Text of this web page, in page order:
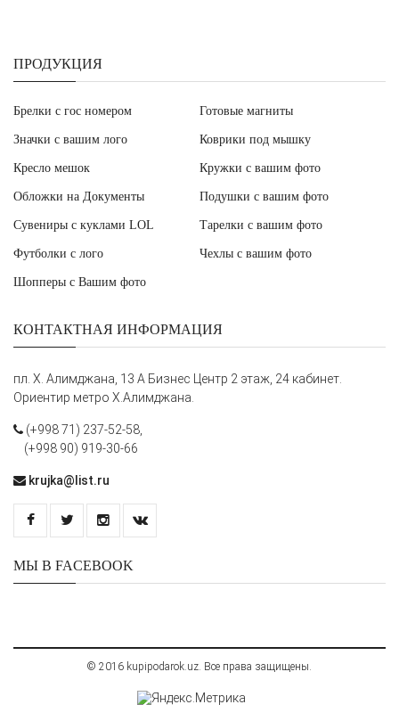
ПРОДУКЦИЯ
Брелки с гос номером Готовые магниты
Значки с вашим лого Коврики под мышку
Кресло мешок Кружки с вашим фото
Обложки на Документы Подушки с вашим фото
Сувениры с куклами LOL Тарелки с вашим фото
Футболки с лого Чехлы с вашим фото
Шопперы с Вашим фото
КОНТАКТНАЯ ИНФОРМАЦИЯ
пл. Х. Алимджана, 13 А Бизнес Центр 2 этаж, 24 кабинет.
Ориентир метро Х.Алимджана.
(+998 71) 237-52-58,
(+998 90) 919-30-66
krujka@list.ru
МЫ В FACEBOOK
© 2016 kupipodarok.uz. Все права защищены.